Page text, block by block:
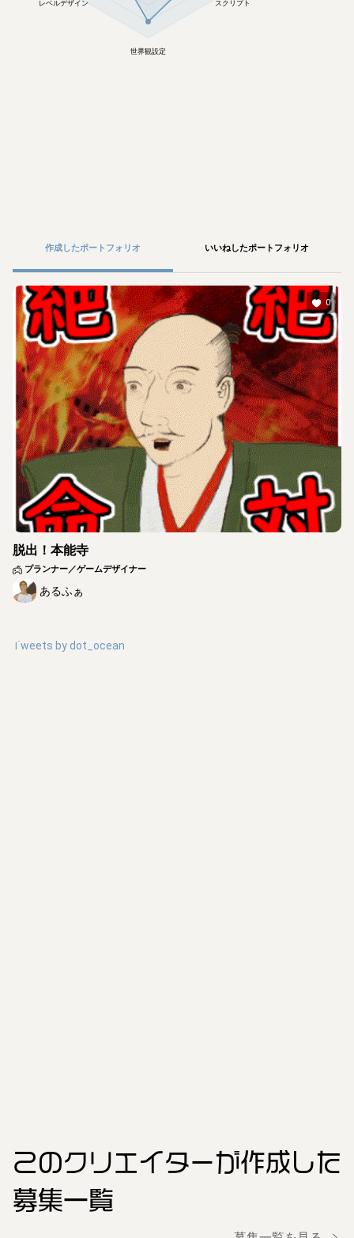
スクリプト
世界観設定
レベルデザイン
作成したポートフォリオ いいねしたポートフォリオ
0
脱出！本能寺
プランナー／ゲームデザイナー
あるふぁ
Tweets by dot_ocean
このクリエイターが作成した
募集一覧